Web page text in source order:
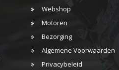
productpagina
Webshop
Motoren
Bezorging
Algemene Voorwaarden
Privacybeleid